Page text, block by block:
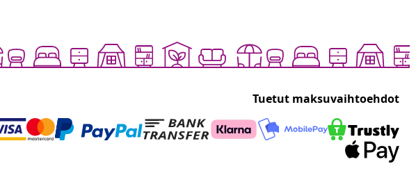
Tuetut maksuvaihtoehdot